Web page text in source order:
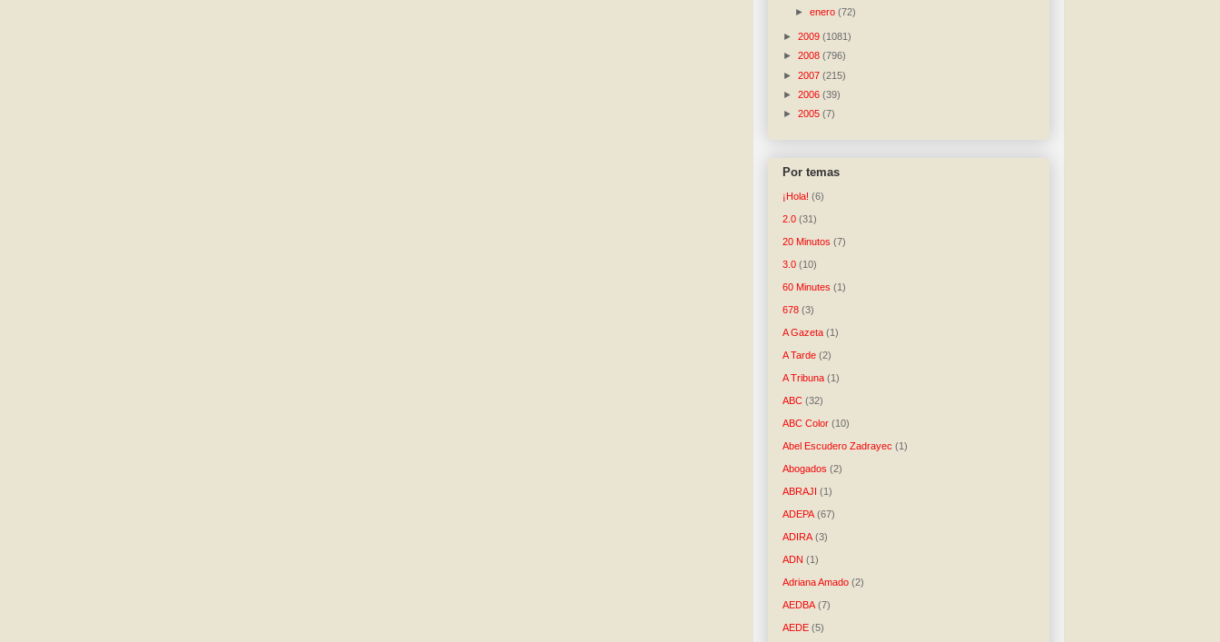
►enero(72)
► 2009 (1081)
► 2008 (796)
► 2007 (215)
► 2006 (39)
► 2005 (7)
Por temas
¡Hola! (6)
2.0 (31)
20 Minutos (7)
3.0 (10)
60 Minutes (1)
678 (3)
A Gazeta (1)
A Tarde (2)
A Tribuna (1)
ABC (32)
ABC Color (10)
Abel Escudero Zadrayec (1)
Abogados (2)
ABRAJI (1)
ADEPA (67)
ADIRA (3)
ADN (1)
Adriana Amado (2)
AEDBA (7)
AEDE (5)